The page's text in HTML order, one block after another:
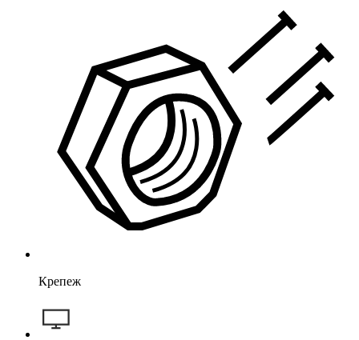
Крепеж